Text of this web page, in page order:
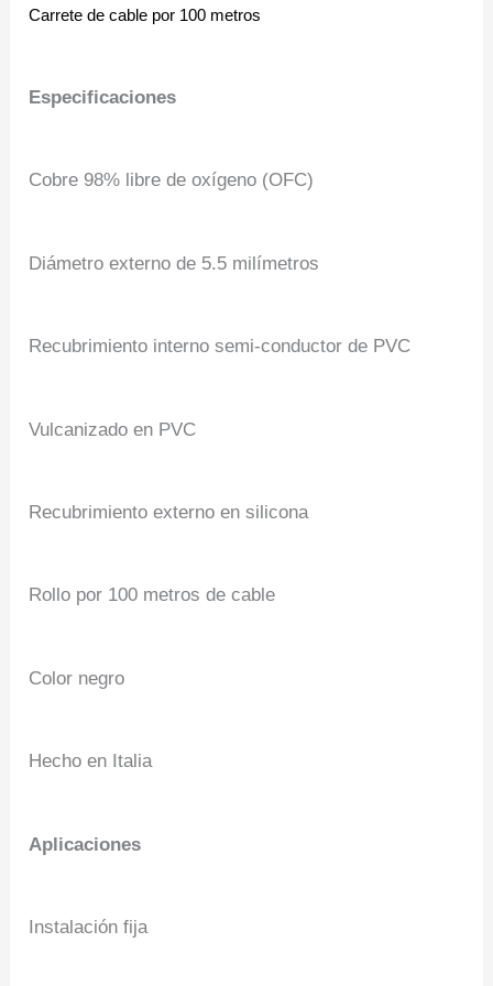
Carrete de cable por 100 metros
Especificaciones
Cobre 98% libre de oxígeno (OFC)
Diámetro externo de 5.5 milímetros
Recubrimiento interno semi-conductor de PVC
Vulcanizado en PVC
Recubrimiento externo en silicona
Rollo por 100 metros de cable
Color negro
Hecho en Italia
Aplicaciones
Instalación fija